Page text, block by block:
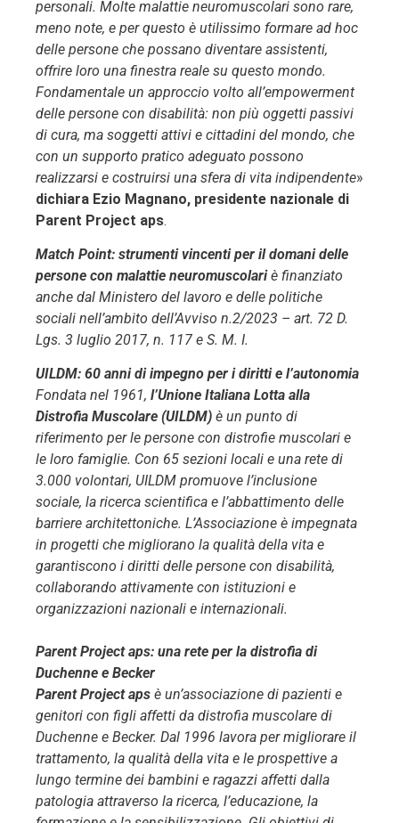
personali. Molte malattie neuromuscolari sono rare,
meno note, e per questo è utilissimo formare ad hoc
delle persone che possano diventare assistenti,
offrire loro una finestra reale su questo mondo.
Fondamentale un approccio volto all’empowerment
delle persone con disabilità: non più oggetti passivi
di cura, ma soggetti attivi e cittadini del mondo, che
con un supporto pratico adeguato possono
realizzarsi e costruirsi una sfera di vita indipendente»
dichiara Ezio Magnano, presidente nazionale di
Parent Project aps.
Match Point: strumenti vincenti per il domani delle
persone con malattie neuromuscolariè finanziato
anche dal Ministero del lavoro e delle politiche
sociali nell’ambito dell’Avviso n.2/2023 – art. 72 D.
Lgs. 3 luglio 2017, n. 117 e S. M. I.
UILDM: 60 anni di impegno per i diritti e l’autonomia
Fondata nel 1961, l’Unione Italiana Lotta alla
Distrofia Muscolare (UILDM) è un punto di
riferimento per le persone con distrofie muscolari e
le loro famiglie. Con 65 sezioni locali e una rete di
3.000 volontari, UILDM promuove l’inclusione
sociale, la ricerca scientifica e l’abbattimento delle
barriere architettoniche. L’Associazione è impegnata
in progetti che migliorano la qualità della vita e
garantiscono i diritti delle persone con disabilità,
collaborando attivamente con istituzioni e
organizzazioni nazionali e internazionali.
Parent Project aps: una rete per la distrofia di
Duchenne e Becker
Parent Project aps è un’associazione di pazienti e
genitori con figli affetti da distrofia muscolare di
Duchenne e Becker. Dal 1996 lavora per migliorare il
trattamento, la qualità della vita e le prospettive a
lungo termine dei bambini e ragazzi affetti dalla
patologia attraverso la ricerca, l’educazione, la